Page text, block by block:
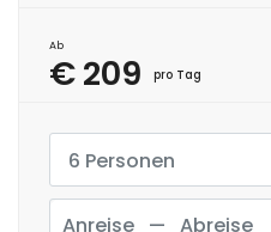
Ab
€ 209 pro Tag
6 Personen